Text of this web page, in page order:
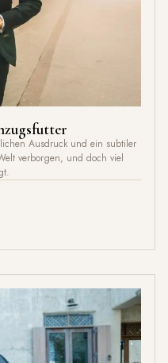
Ausdruck und ein subtiler
verborgen, und doch viel